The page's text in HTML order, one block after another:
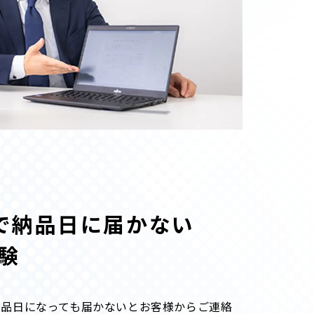
納品日に届かない
日になっても届かないとお客様からご連絡